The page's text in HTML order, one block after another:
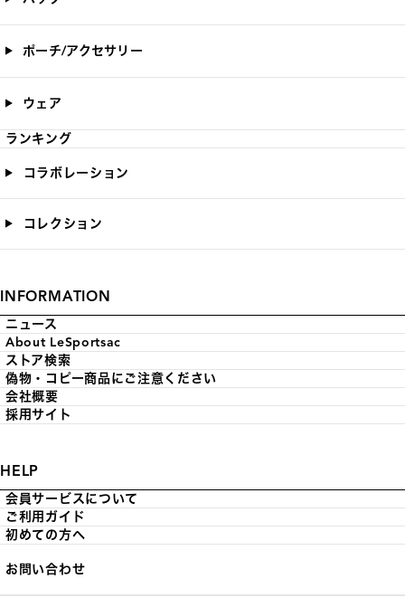
ポーチ/アクセサリー
ウェア
ランキング
コラボレーション
コレクション
INFORMATION
ニュース
About LeSportsac
ストア検索
偽物・コピー商品にご注意ください
会社概要
採用サイト
HELP
会員サービスについて
ご利用ガイド
初めての方へ
お問い合わせ